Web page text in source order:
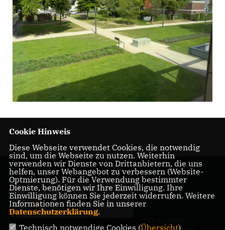
Cookie Hinweis
Diese Webseite verwendet Cookies, die notwendig
sind, um die Webseite zu nutzen. Weiterhin
verwenden wir Dienste von Drittanbietern, die uns
helfen, unser Webangebot zu verbessern (Website-
Optmierung). Für die Verwendung bestimmter
Dienste, benötigen wir Ihre Einwilligung. Ihre
Einwilligung können Sie jederzeit widerrufen. Weitere
Informationen finden Sie in unserer
Datenschutzerklärung.
Technisch notwendige Cookies (Übersicht)